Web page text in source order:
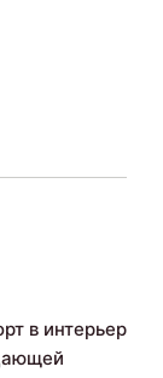
в интерьер